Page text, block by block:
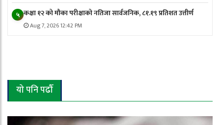
५ कक्षा १२ को मौका परीक्षाको नतिजा सार्वजनिक, ८१.१९ प्रतिशत उत्तीर्ण
Aug 7, 2026 12:42 PM
यो पनि पढौँ